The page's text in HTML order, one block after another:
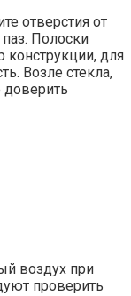
отверстия от
Полоски
для
Возле стекла,
доверить
воздух при
проверить